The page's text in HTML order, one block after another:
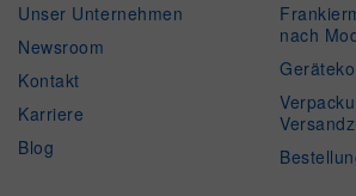
Unser Unternehmen
Newsroom
Kontakt
Karriere
Blog
nach